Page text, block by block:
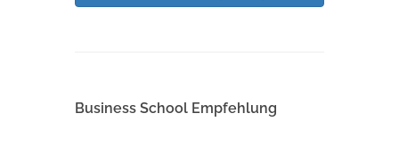
Business School Empfehlung